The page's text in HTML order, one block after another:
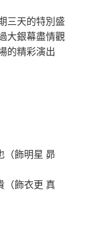
三天的特別盛
大銀幕盡情觀
的精彩演出
（飾明星 昴
（飾衣更 真